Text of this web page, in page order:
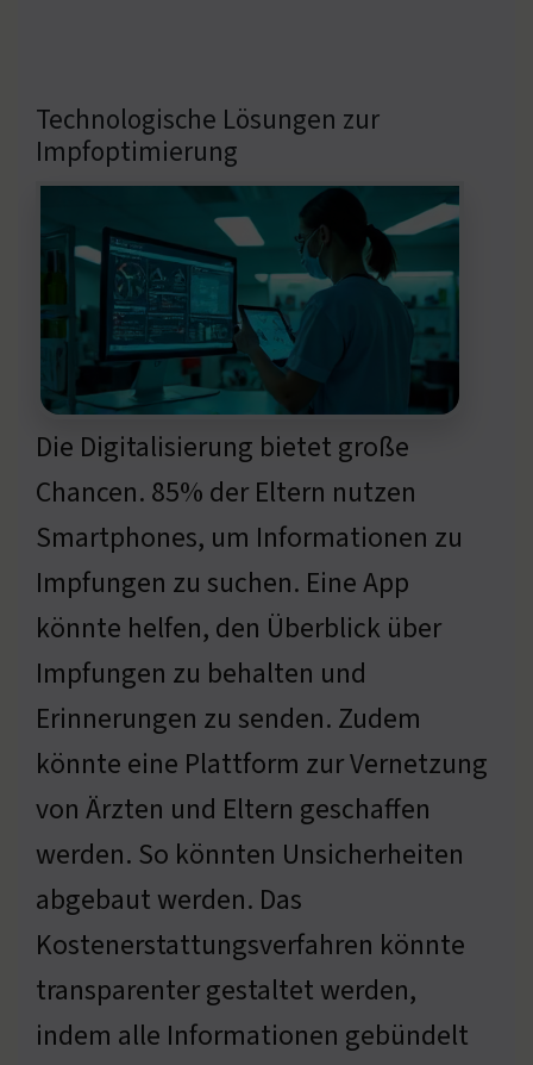
Technologische Lösungen zur
Impfoptimierung
Die Digitalisierung bietet große
Chancen. 85% der Eltern nutzen
Smartphones, um Informationen zu
Impfungen zu suchen. Eine App
könnte helfen, den Überblick über
Impfungen zu behalten und
Erinnerungen zu senden. Zudem
könnte eine Plattform zur Vernetzung
von Ärzten und Eltern geschaffen
werden. So könnten Unsicherheiten
abgebaut werden. Das
Kostenerstattungsverfahren könnte
transparenter gestaltet werden,
indem alle Informationen gebündelt